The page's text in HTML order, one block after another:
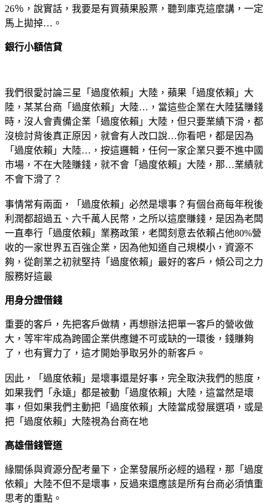
26％，說實話，我要是有買蘋果股票，聽到庫克這麼講，一定
馬上拋掉…。
銀行小額信貸
我們很愛討論三星「過度依賴」大陸，蘋果「過度依賴」大
陸，某某台商「過度依賴」大陸…，當這些企業在大陸猛賺錢
時，沒人會責備企業「過度依賴」大陸，但只要業績下滑，都
沒檢討背後真正原因，就會有人改口說…你看吧，都是因為
「過度依賴」大陸…，按這邏輯，任何一家企業只要不進中國
市場，不在大陸賺錢，就不會「過度依賴」大陸，那…業績就
不會下滑了？
事情常有兩面，「過度依賴」必然是壞事？有個台商每年稅後
利潤都超過五、六千萬人民幣，之所以這麼賺錢，是因為老闆
一直奉行「過度依賴」業務政策，老闆刻意去依賴占他80%營
收的一家世界五百強企業，因為他知道自己規模小，資源不
夠，從創業之初就堅持「過度依賴」最好的客戶，傾公司之力
服務好這最
用身分證借錢
重要的客戶，先把客戶做精，再想辦法把單一客戶的營收做
大，等牢牢成為跨國企業供應鏈不可或缺的一環後，錢賺夠
了，也有實力了，這才開始爭取另外的新客戶。
因此，「過度依賴」是壞事還是好事，完全取決我們的態度，
如果我們「永遠」都是被動「過度依賴」大陸，這當然是壞
事，但如果我們主動把「過度依賴」大陸當成發展選項，或是
把「過度依賴」大陸視為台商在地
高雄借錢管道
緣關係與資源分配考量下，企業發展所必經的過程，那「過度
依賴」大陸不但不是壞事，反過來還應該是所有台商必須慎重
思考的重點。